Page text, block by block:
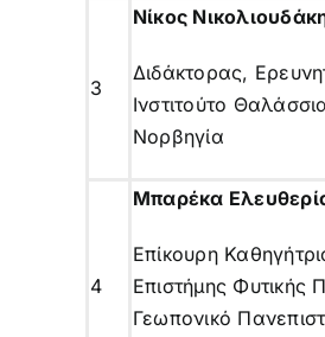
3
Νίκος
Διδάκτορας,
Ινστιτούτο
Νορβηγία
4
Μπαρέκα
Επίκουρη
Επιστήμης Φυτικής
Γεωπονικό